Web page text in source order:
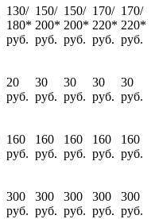
130/
180*
руб.
150/
200*
руб.
150/
200*
руб.
170/
220*
руб.
170/
220*
руб.
20
руб.
30
руб.
30
руб.
30
руб.
30
руб.
160
руб.
160
руб.
160
руб.
160
руб.
160
руб.
300
руб.
300
руб.
300
руб.
300
руб.
300
руб.